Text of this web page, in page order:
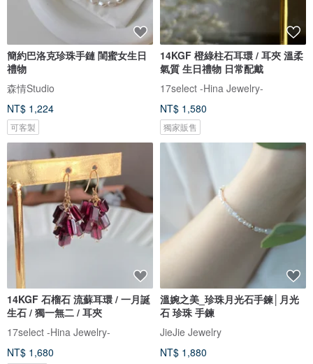
簡約巴洛克珍珠手鏈 閨蜜女生日
禮物
森情Studio
NT$ 1,224
可客製
14KGF 橙綠柱石耳環 / 耳夾 溫柔
氣質 生日禮物 日常配戴
17select -Hina Jewelry-
NT$ 1,580
獨家販售
14KGF 石榴石 流蘇耳環 / 一月誕
生石 / 獨一無二 / 耳夾
17select -Hina Jewelry-
NT$ 1,680
溫婉之美_珍珠月光石手鍊│月光
石 珍珠 手鍊
JieJie Jewelry
NT$ 1,880